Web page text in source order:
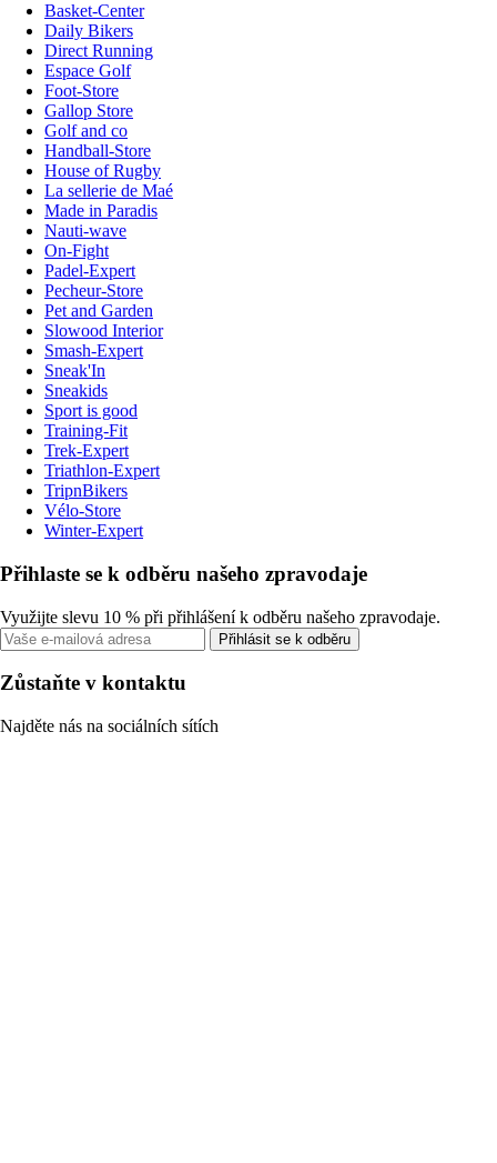
Basket-Center
Daily Bikers
Direct Running
Espace Golf
Foot-Store
Gallop Store
Golf and co
Handball-Store
House of Rugby
La sellerie de Maé
Made in Paradis
Nauti-wave
On-Fight
Padel-Expert
Pecheur-Store
Pet and Garden
Slowood Interior
Smash-Expert
Sneak'In
Sneakids
Sport is good
Training-Fit
Trek-Expert
Triathlon-Expert
TripnBikers
Vélo-Store
Winter-Expert
Přihlaste se k odběru našeho zpravodaje
Využijte slevu 10 % při přihlášení k odběru našeho zpravodaje.
Přihlásit se k odběru
Zůstaňte v kontaktu
Najděte nás na sociálních sítích